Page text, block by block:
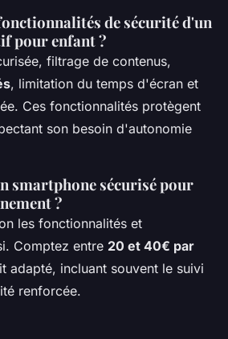
de sécurité d'un
pour enfant ?
filtrage de contenus,
, limitation du temps d'écran et
Ces fonctionnalités protègent
son besoin d'autonomie
smartphone sécurisé pour
?
les fonctionnalités et
Comptez entre 20 et 40€ par
adapté, incluant souvent le suivi
renforcée.